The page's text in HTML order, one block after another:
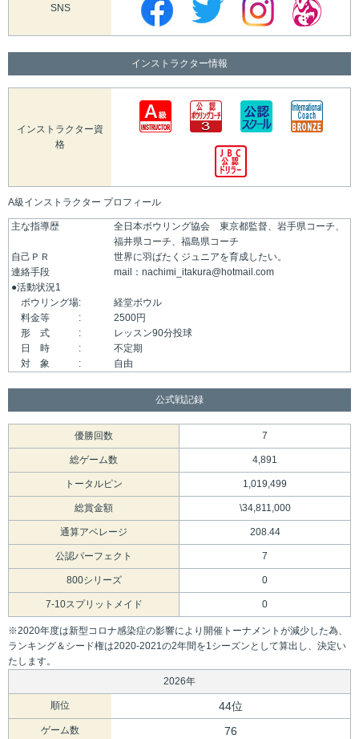
SNS
インストラクター情報
インストラクター資
格
A級インストラクター プロフィール
主な指導歴
全日本ボウリング協会 東京都監督、岩手県コーチ、
福井県コーチ、福島県コーチ
自己ＰＲ
世界に羽ばたくジュニアを育成したい。
連絡手段
mail：nachimi_itakura@hotmail.com
●活動状況1
ボウリング場:
経堂ボウル
料金等 :
2500円
形 式 :
レッスン90分投球
日 時 :
不定期
対 象 :
自由
公式戦記録
優勝回数 7
総ゲーム数 4,891
トータルピン 1,019,499
総賞金額 \34,811,000
通算アベレージ 208.44
公認パーフェクト 7
800シリーズ 0
7-10スプリットメイド 0
※2020年度は新型コロナ感染症の影響により開催トーナメントが減少した為、
ランキング＆シード権は2020-2021の2年間を1シーズンとして算出し、決定い
たします。
2026年
順位 44位
ゲーム数 76